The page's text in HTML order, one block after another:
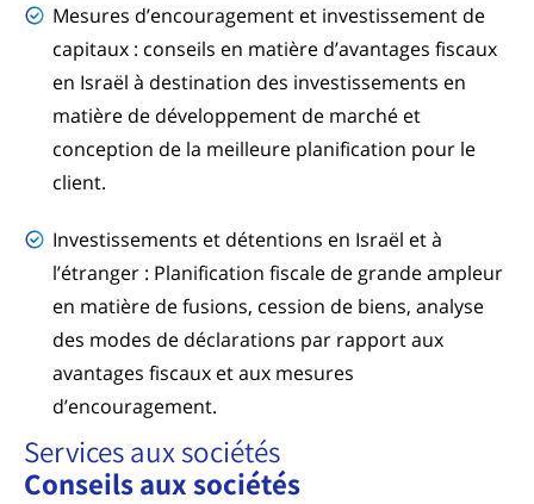
Mesures d’encouragement et investissement de
capitaux : conseils en matière d’avantages fiscaux
en Israël à destination des investissements en
matière de développement de marché et
conception de la meilleure planification pour le
client.
Investissements et détentions en Israël et à
l’étranger : Planification fiscale de grande ampleur
en matière de fusions, cession de biens, analyse
des modes de déclarations par rapport aux
avantages fiscaux et aux mesures
d’encouragement.
Services aux sociétés
Conseils aux sociétés